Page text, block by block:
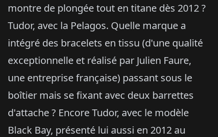
montre de plongée tout en titane dès 2012 ?
Tudor, avec la Pelagos. Quelle marque a
intégré des bracelets en tissu (d'une qualité
exceptionnelle et réalisé par Julien Faure,
une entreprise française) passant sous le
boîtier mais se fixant avec deux barrettes
d'attache ? Encore Tudor, avec le modèle
Black Bay, présenté lui aussi en 2012 au